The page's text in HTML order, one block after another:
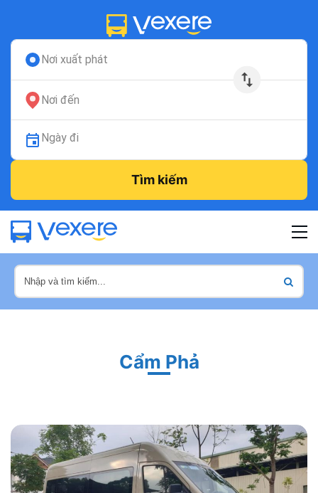
Nơi xuất phát
Nơi đến
Ngày đi
Tìm kiếm
Cẩm Phả